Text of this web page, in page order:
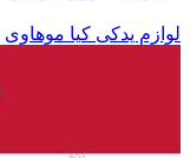
لوازم یدکی کیا موهاوی